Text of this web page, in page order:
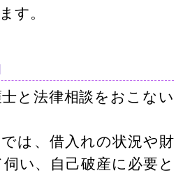
す。
と法律相談をおこない
は、借入れの状況や財
い、自己破産に必要と